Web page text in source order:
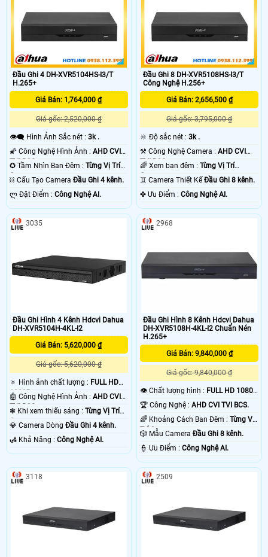
Đầu Ghi 4 DH-XVR5104HS-I3/T
H.265+
Giá Bán: 1,764,000 ₫
Giá gốc: 2,520,000 ₫
👁️‍🗨 Hình Ảnh Sắc nét : 3k .
🌠 Công Nghệ Hình Ảnh : AHD CVI
TVI BCS.
✪ Tầm Nhìn Ban Đêm : Từng Vị Trí
Camera .
⛓ Cấu Tạo Camera Đầu Ghi 4 kênh.
️ლ Đặt Điểm : Công Nghệ AI.
Đầu Ghi 8 DH-XVR5108HS-I3/T
Công Nghệ H.256+
Giá Bán: 2,656,500 ₫
Giá gốc: 3,795,000 ₫
🔆 Độ sắc nét :3k .
⚒ Công Nghệ Camera :AHD CVI
TVI BCS.
🌈 Xem ban đêm :Từng Vị Trí
Camera .
♊ Camera Thiết KếĐầu Ghi 8 kênh.
️✤ Ưu Điểm :Công Nghệ AI.
Đầu Ghi Hình 4 Kênh Hdcvi Dahua
DH-XVR5104H-4KL-I2
Giá Bán: 5,620,000 ₫
Giá gốc: 5,620,000 ₫
🔅 Hình ảnh chất lượng : FULL HD
1080P .
🤖️ Công Nghệ Hình Ảnh : AHD CVI
TVI BCS.
❃ Khi xem thiếu sáng : Từng Vị Trí
Camera .
💎 Camera Dòng Đầu Ghi 4 kênh.
️🛃 Khả Năng : Công Nghệ AI.
3035
Đầu Ghi Hình 8 Kênh Hdcvi Dahua
DH-XVR5108H-4KL-I2 Chuẩn Nén
H.265+
Giá Bán: 9,840,000 ₫
Giá gốc: 9,840,000 ₫
👁 Chất lượng hình : FULL HD 1080P
.
🏆 Công Nghệ :AHD CVI TVI BCS.
🌈 Khoảng Cách Ban Đêm :Từng Vị
Trí Camera .
🎲 Mẫu CameraĐầu Ghi 8 kênh.
️👮 Ưu Điểm :Công Nghệ AI.
2968
3118 2509